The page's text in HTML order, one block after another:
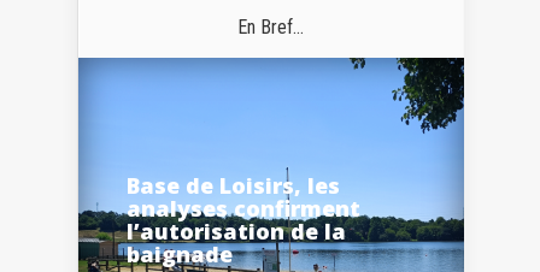
En Bref...
Base de Loisirs, les
analyses confirment
l’autorisation de la
baignade